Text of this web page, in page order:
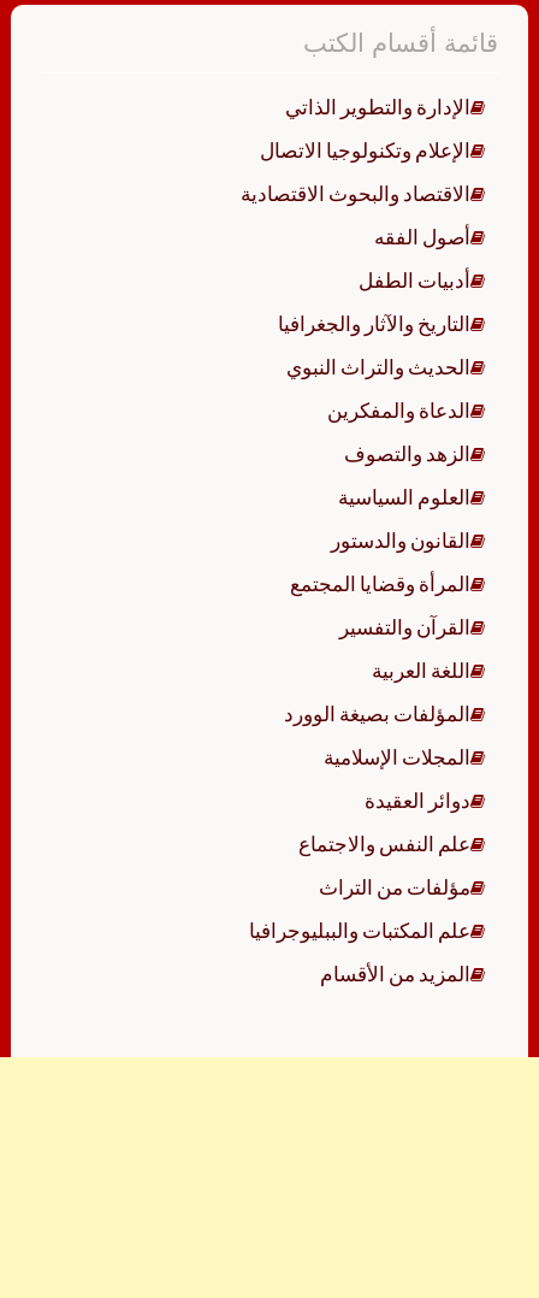
قائمة أقسام الكتب
الإدارة والتطوير الذاتي
الإعلام وتكنولوجيا الاتصال
الاقتصاد والبحوث الاقتصادية
أصول الفقه
أدبيات الطفل
التاريخ والآثار والجغرافيا
الحديث والتراث النبوي
الدعاة والمفكرين
الزهد والتصوف
العلوم السياسية
القانون والدستور
المرأة وقضايا المجتمع
القرآن والتفسير
اللغة العربية
المؤلفات بصيغة الوورد
المجلات الإسلامية
دوائر العقيدة
علم النفس والاجتماع
مؤلفات من التراث
علم المكتبات والببليوجرافيا
المزيد من الأقسام